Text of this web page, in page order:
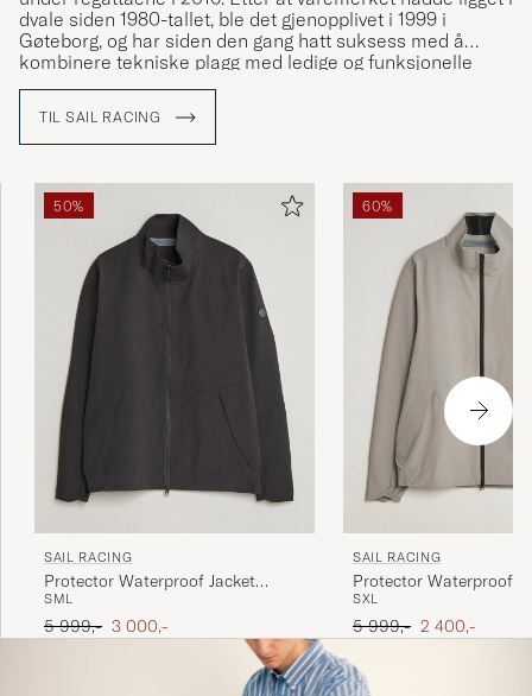
dvale siden 1980-tallet, ble det gjenopplivet i 1999 i
Gøteborg, og har siden den gang hatt suksess med å
kombinere tekniske plagg med ledige og funksjonelle
klær.
TIL SAIL RACING
50%
SAIL RACING
Protector Waterproof Jacket
Carbon
SML
Ordinær pris
5 999,- Nedsatt pris
3 000,-
60%
SAIL RACING
Protector Waterproof
Oyster
SXL
Ordinær pris
5 999,- Nedsatt pris
2 400,-